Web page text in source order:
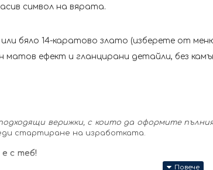
символ на вярата.
бяло 14-каратово злато (изберете от
матов ефект и гланцирани детайли, без
верижки, с които да оформите
стартиране на изработката.
с теб!